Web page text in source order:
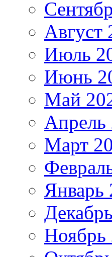
Август
Июль
Июнь
Май
Апрель
Март
Январь
Ноябрь